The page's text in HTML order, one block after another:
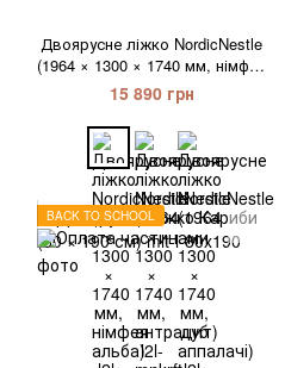
Двоярусне ліжко NordicNestle
(1964 × 1300 × 1740 мм, німфея
альба)
15 890 грн
BACK TO SCHOOL